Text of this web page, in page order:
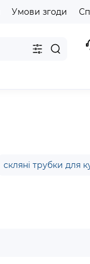
Умови згоди
скляні трубки для